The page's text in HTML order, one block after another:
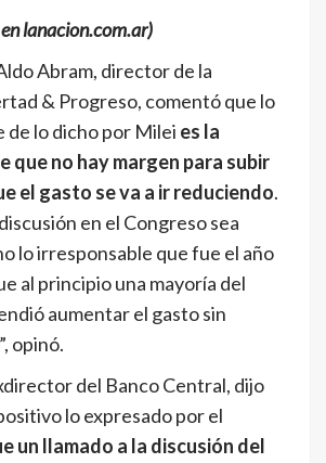
lanacion.com.ar)
Abram, director de la
& Progreso, comentó que lo
de lo dicho por Milei es la
que no hay margen para subir
el gasto se va a ir reduciendo.
en el Congreso sea
lo irresponsable que fue el año
al principio una mayoría del
aumentar el gasto sin
opinó.
del Banco Central, dijo
lo expresado por el
un llamado a la discusión del